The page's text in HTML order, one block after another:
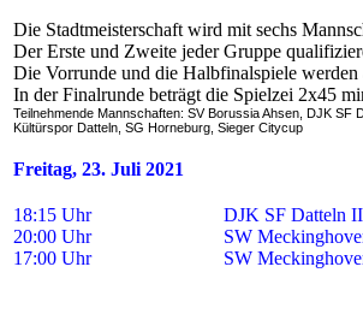
Die Stadtmeisterschaft wird mit sechs
Der Erste und Zweite jeder Gruppe
Die Vorrunde und die Halbfinalspiele
In der Finalrunde beträgt die Spielzei 2x45
Teilnehmende Mannschaften: SV Borussia Ahsen, DJK SF
Kültürspor Datteln, SG Horneburg, Sieger Citycup
Freitag, 23. Juli 2021
18:15 Uhr
20:00 Uhr
17:00 Uhr
DJK SF Datteln II
SW
SW